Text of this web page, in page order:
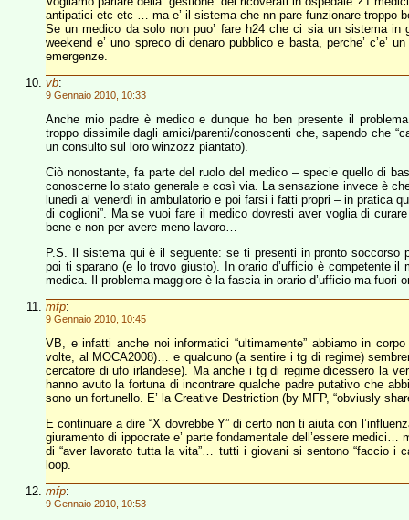
antipatici etc etc … ma e’ il sistema che nn pare funzionare troppo
Se un medico da solo non puo’ fare h24 che ci sia un sistema
weekend e’ uno spreco di denaro pubblico e basta, perche’
emergenze.
vb:
9 Gennaio 2010, 10:33
Anche mio padre è medico e dunque ho ben presente il
troppo dissimile dagli amici/parenti/conoscenti che, sapendo che
un consulto sul loro winzozz piantato).
Ciò nonostante, fa parte del ruolo del medico – specie quello di
conoscerne lo stato generale e così via. La sensazione invece è
lunedì al venerdì in ambulatorio e poi farsi i fatti propri – in pratica
di coglioni”. Ma se vuoi fare il medico dovresti aver voglia di
bene e non per avere meno lavoro…
P.S. Il sistema qui è il seguente: se ti presenti in pronto soccorso
poi ti sparano (e lo trovo giusto). In orario d’ufficio è competente il
medica. Il problema maggiore è la fascia in orario d’ufficio ma fuori
mfp:
9 Gennaio 2010, 10:45
VB, e infatti anche noi informatici “ultimamente” abbiamo in
volte, al MOCA2008)… e qualcuno (a sentire i tg di regime)
cercatore di ufo irlandese). Ma anche i tg di regime dicessero la
hanno avuto la fortuna di incontrare qualche padre putativo che
sono un fortunello. E’ la Creative Destriction (by MFP, “obviusly
E continuare a dire “X dovrebbe Y” di certo non ti aiuta con
giuramento di ippocrate e’ parte fondamentale dell’essere
di “aver lavorato tutta la vita”… tutti i giovani si sentono “faccio i
loop.
mfp:
9 Gennaio 2010, 10:53